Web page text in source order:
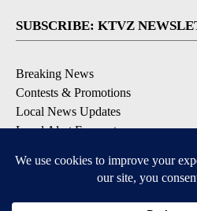
SUBSCRIBE: KTVZ
Breaking News
Contests & Promotions
Local News Updates
Local Alert Forecast
DOWNLOAD: KTVZ APPS